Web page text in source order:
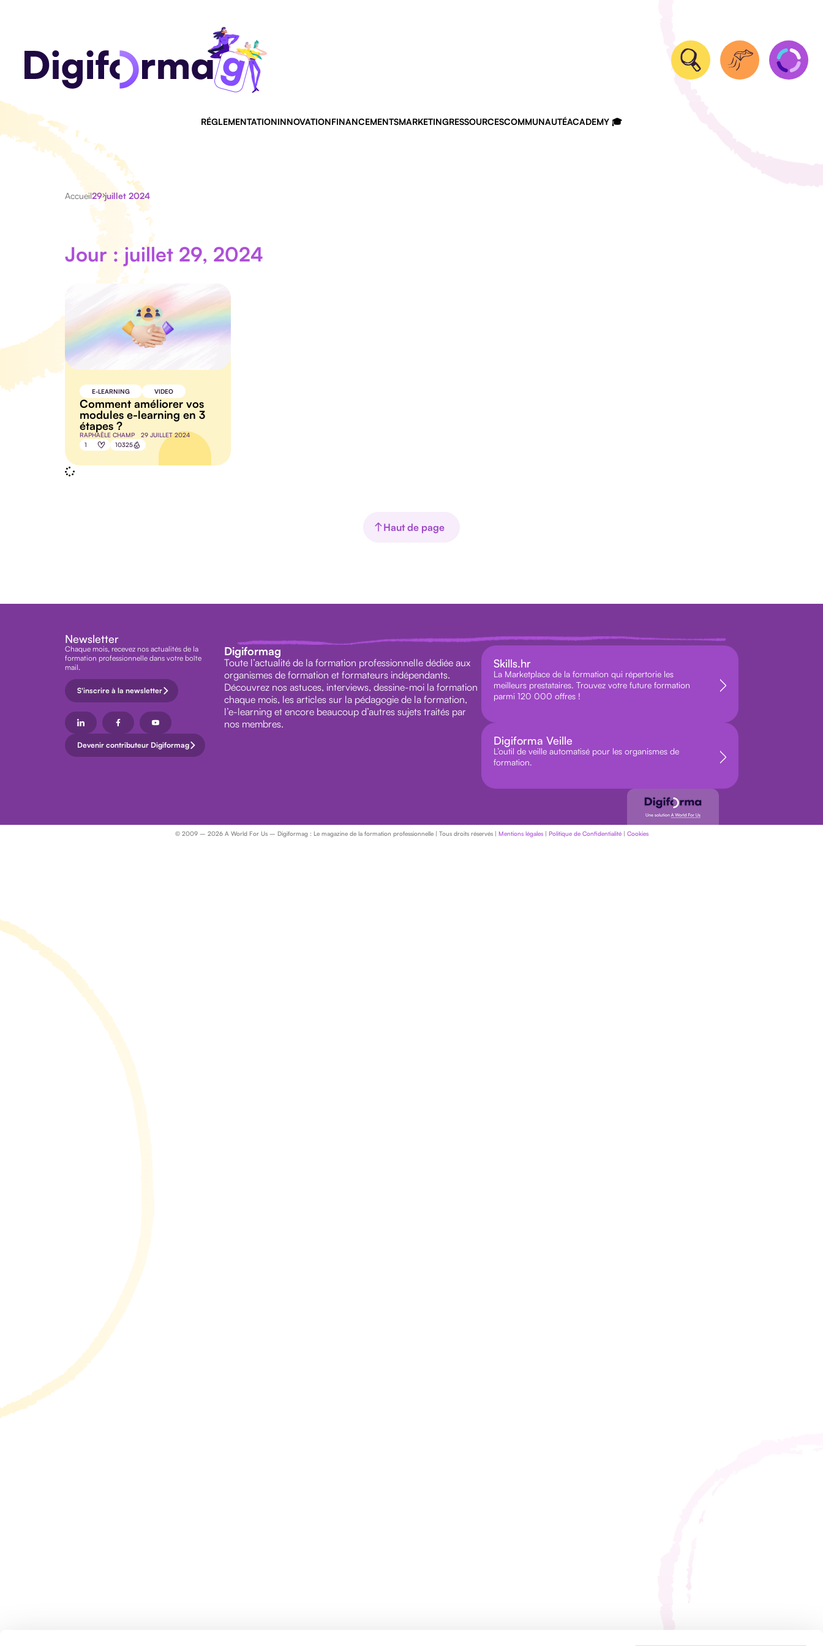
RÉGLEMENTATIONINNOVATIONFINANCEMENTSMARKETINGRESSOURCESCOMMUNAUTÉACADEMY 🎓
Accueil29 juillet 2024
Jour : juillet 29, 2024
E-LEARNING VIDEO
Comment améliorer vos
modules e-learning en 3
étapes ?
RAPHAËLE CHAMP
29 JUILLET 2024
1
10325
Haut de page
Newsletter
Chaque mois, recevez nos actualités de la
formation professionnelle dans votre boîte
mail.
S'inscrire à la newsletter
Devenir contributeur Digiformag
Digiformag
Toute l’actualité de la formation professionnelle dédiée aux
organismes de formation et formateurs indépendants.
Découvrez nos astuces, interviews, dessine-moi la formation
chaque mois, les articles sur la pédagogie de la formation,
l’e-learning et encore beaucoup d’autres sujets traités par
nos membres.
Skills.hr
La Marketplace de la formation qui répertorie les
meilleurs prestataires. Trouvez votre future formation
parmi 120 000 offres !
Digiforma Veille
L’outil de veille automatisé pour les organismes de
formation.
© 2009 – 2026 A World For Us – Digiformag : Le magazine de la formation professionnelle | Tous droits réservés | Mentions légales| Politique de Confidentialité| Cookies